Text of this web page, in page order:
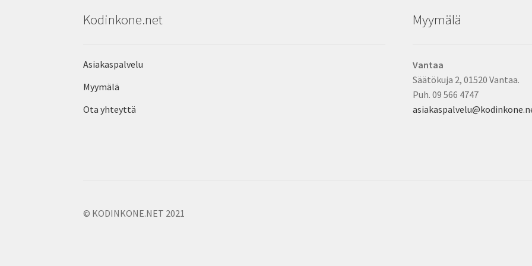
Kodinkone.net
Asiakaspalvelu
Myymälä
Ota yhteyttä
Myymälä
Vantaa
Säätökuja 2, 01520 Vantaa.
Puh. 09 566 4747
© KODINKONE.NET 2021